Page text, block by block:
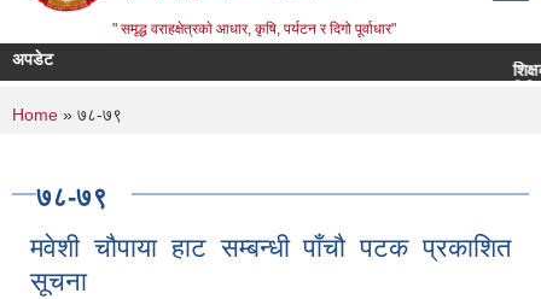
" समृद्ध वराहक्षेत्रकाे आधार, कृषि, पर्यटन र दिगो पूर्वाधार"
अपडेट
शिक्षक
You are here
Home » ७८-७९
७८-७९
मवेशी चौपाया हाट सम्बन्धी पाँचौ पटक प्रकाशित
सूचना